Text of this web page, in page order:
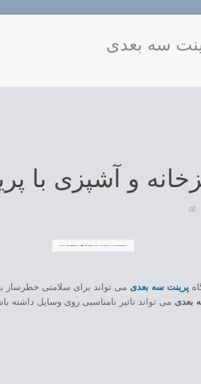
سه بعدی
و آشپزی با
at
پرینت سه بعدی می تواند برای سلامتی خطرساز
بعدی می تواند تاثیر نامناسبی روی وسایل